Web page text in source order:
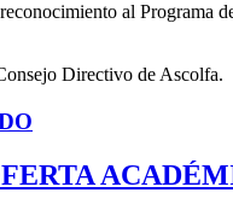
al Programa
Directivo de Ascolfa.